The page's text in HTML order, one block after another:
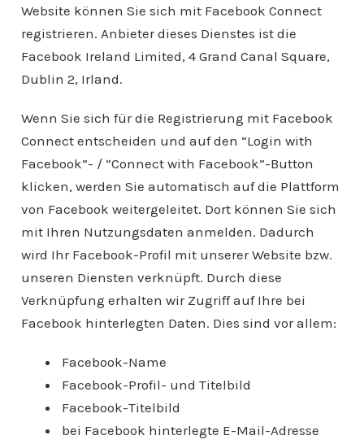
Website können Sie sich mit Facebook Connect
registrieren. Anbieter dieses Dienstes ist die
Facebook Ireland Limited, 4 Grand Canal Square,
Dublin 2, Irland.
Wenn Sie sich für die Registrierung mit Facebook
Connect entscheiden und auf den “Login with
Facebook”- / “Connect with Facebook”-Button
klicken, werden Sie automatisch auf die Plattform
von Facebook weitergeleitet. Dort können Sie sich
mit Ihren Nutzungsdaten anmelden. Dadurch
wird Ihr Facebook-Profil mit unserer Website bzw.
unseren Diensten verknüpft. Durch diese
Verknüpfung erhalten wir Zugriff auf Ihre bei
Facebook hinterlegten Daten. Dies sind vor allem:
Facebook-Name
Facebook-Profil- und Titelbild
Facebook-Titelbild
bei Facebook hinterlegte E-Mail-Adresse